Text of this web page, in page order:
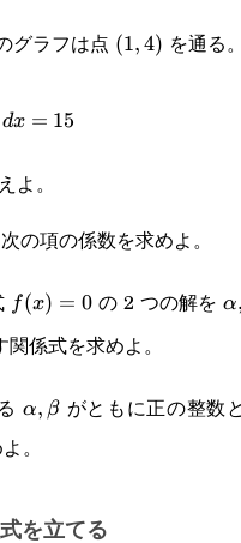
グラフは点 (1,4)
(1,4) を通る。
1}^2f(x)\space
dx = 15
よ。
の項の係数を求めよ。
f(x)=0
f(x) = 0の 2 つの解を α,
係式を求めよ。
\alpha,\beta
α, βがともに正の整数
。
を立てる